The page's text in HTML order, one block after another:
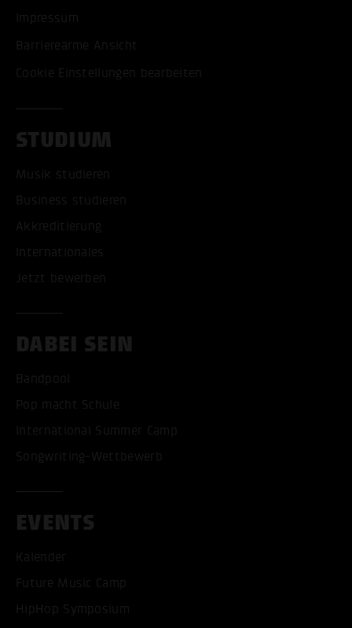
Impressum
Barrierearme Ansicht
Cookie Einstellungen bearbeiten
STUDIUM
Musik studieren
Business studieren
Akkreditierung
Internationales
Jetzt bewerben
DABEI SEIN
Bandpool
Pop macht Schule
International Summer Camp
Songwriting-Wettbewerb
EVENTS
Kalender
Future Music Camp
HipHop Symposium